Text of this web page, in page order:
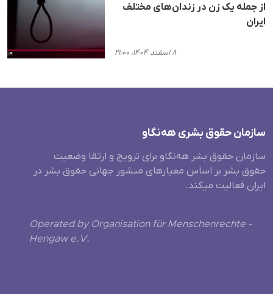
از جملە یک زن در زندان‌های مختلف
ایران
۸ اسفند ۱۴۰۴، ۲۱:۰۰
سازمان حقوق بشری هەنگاو
سازمان حقوق بشر هه‌نگاو برای ترویج و ارتقا وضعیت
حقوق بشر بر اساس معیارهای منشور جهانی حقوق بشر در
ایران فعالیت میکند.
Operated by Organisation für Menschenrechte -
Hengaw e.V.